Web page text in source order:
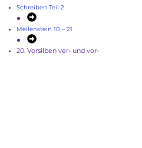
Schreiben Teil 2
Meilenstein 10 – 21
20. Vorsilben ver- und vor-